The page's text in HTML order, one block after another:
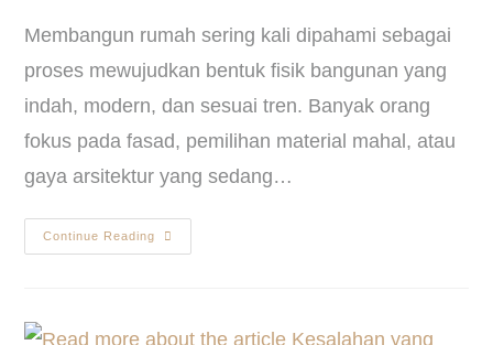
Membangun rumah sering kali dipahami sebagai
proses mewujudkan bentuk fisik bangunan yang
indah, modern, dan sesuai tren. Banyak orang
fokus pada fasad, pemilihan material mahal, atau
gaya arsitektur yang sedang…
Continue Reading